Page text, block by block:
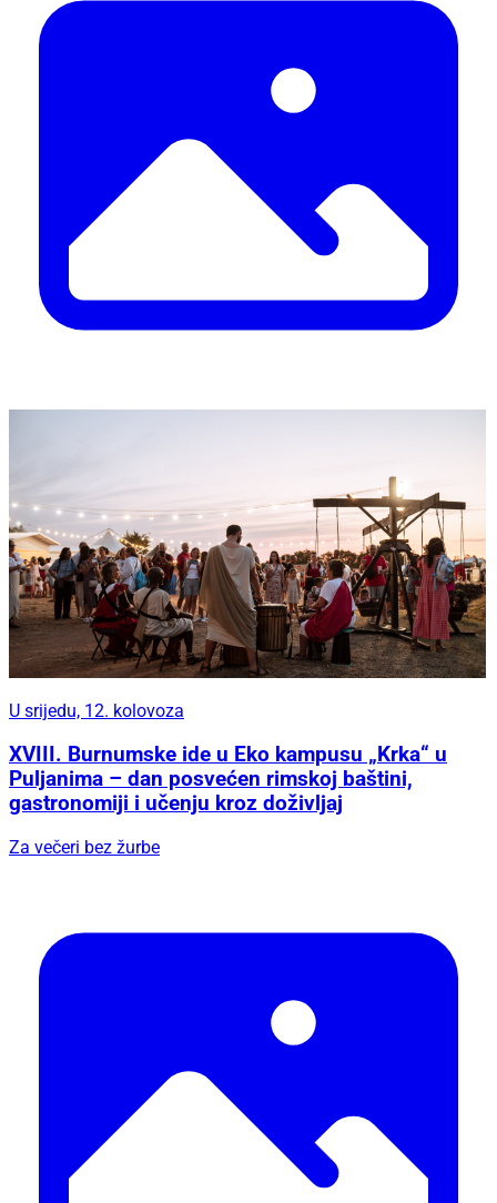
U srijedu, 12. kolovoza
XVIII. Burnumske ide u Eko kampusu „Krka“ u
Puljanima – dan posvećen rimskoj baštini,
gastronomiji i učenju kroz doživljaj
Za večeri bez žurbe